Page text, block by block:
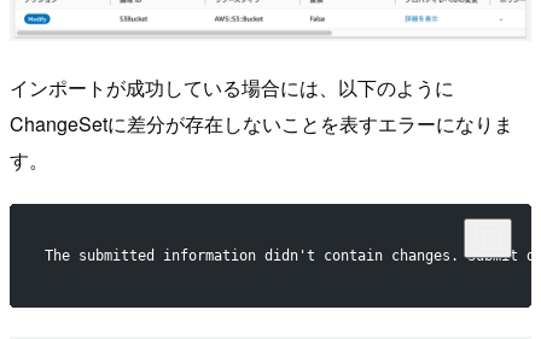
インポートが成功している場合には、以下のように
ChangeSetに差分が存在しないことを表すエラーになりま
す。
The submitted information didn't contain changes.